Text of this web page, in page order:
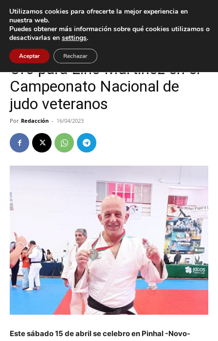
Inicio Deportes
Deportes Tui
Oro para Lino Martínez en el
Campeonato Nacional de
judo veteranos
Por Redacción - 16/04/2023
Este sábado 15 de abril se celebro en Pinhal -Novo-
Utilizamos cookies para ofrecerte la mejor experiencia en
nuestra web.
Puedes obtener más información sobre qué cookies utilizamos o
desactivarlas en settings.
Aceptar Rechazar